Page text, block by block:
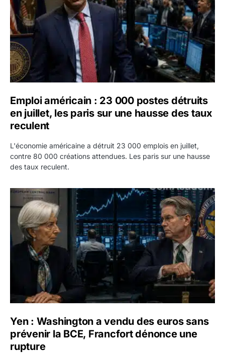
Emploi américain : 23 000 postes détruits
en juillet, les paris sur une hausse des taux
reculent
L'économie américaine a détruit 23 000 emplois en juillet,
contre 80 000 créations attendues. Les paris sur une hausse
des taux reculent.
Yen : Washington a vendu des euros sans prévenir la
Yen : Washington a vendu des euros sans
prévenir la BCE, Francfort dénonce une
rupture